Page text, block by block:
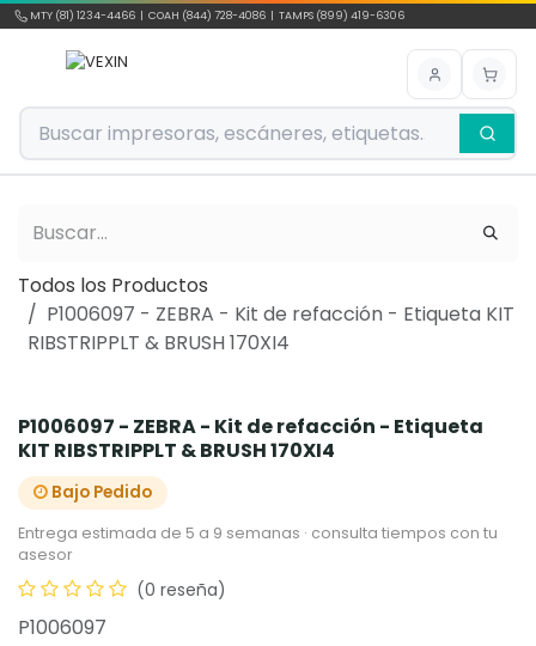
Ir al contenido
MTY (81) 1234-4466 | COAH (844) 728-4086 | TAMPS (899) 419-6306
Todos los Productos
P1006097 - ZEBRA - Kit de refacción - Etiqueta KIT
RIBSTRIPPLT & BRUSH 170XI4
P1006097 - ZEBRA - Kit de refacción - Etiqueta
KIT RIBSTRIPPLT & BRUSH 170XI4
Bajo Pedido
Entrega estimada de 5 a 9 semanas · consulta tiempos con tu
asesor
(0 reseña)
P1006097